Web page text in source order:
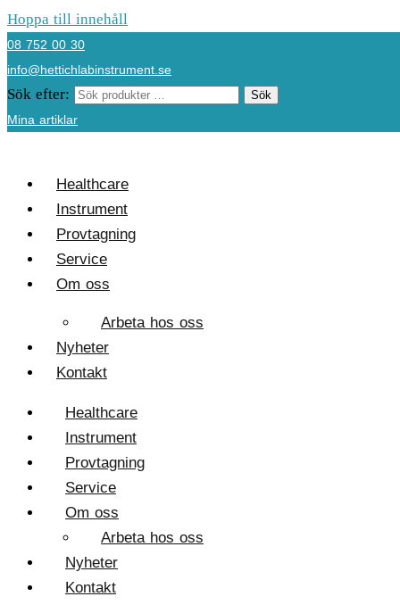
Hoppa till innehåll
08 752 00 30
info@hettichlabinstrument.se
Sök efter: Sök
Mina artiklar
Healthcare
Instrument
Provtagning
Service
Om oss
Arbeta hos oss
Nyheter
Kontakt
Healthcare
Instrument
Provtagning
Service
Om oss
Arbeta hos oss
Nyheter
Kontakt